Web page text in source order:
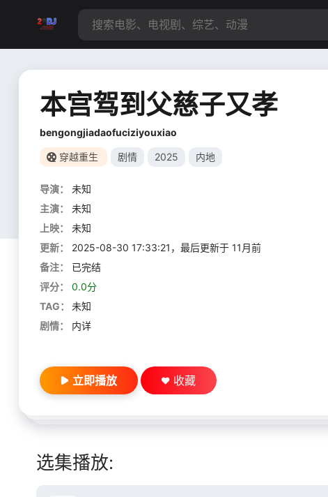
本宫驾到父慈子又孝
bengongjiadaofuciziyouxiao
穿越重生 剧情 2025 内地
导演：
未知
主演：
未知
上映：
未知
更新：
2025-08-30 17:33:21，最后更新于 11月前
备注：
已完结
评分：
0.0分
TAG：
未知
剧情：
内详
立即播放 收藏
选集播放: